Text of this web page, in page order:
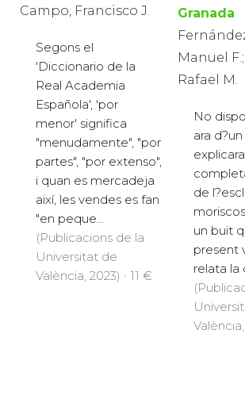
Campo, Francisco J.
Segons el
'Diccionario de la
Real Academia
Española', 'por
menor' significa
"menudamente", "por
partes", "por extenso",
i quan es mercadeja
així, les vendes es fan
"en peque...
(Publicacions de la
Universitat de
València, 2023) · 11 €
Granada
Manuel
Rafael M.
No
ara
de
un buit
present
relata la